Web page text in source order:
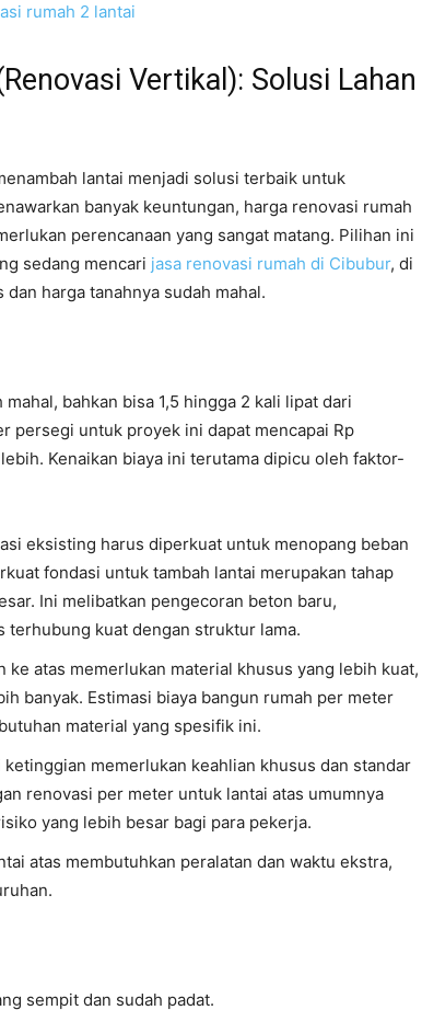
rumah 2 lantai
Vertikal): Solusi Lahan
lantai menjadi solusi terbaik untuk
banyak keuntungan, harga renovasi rumah
perencanaan yang sangat matang. Pilihan ini
sedang mencari jasa renovasi rumah di Cibubur, di
harga tanahnya sudah mahal.
bahkan bisa 1,5 hingga 2 kali lipat dari
persegi untuk proyek ini dapat mencapai Rp
Kenaikan biaya ini terutama dipicu oleh faktor-
eksisting harus diperkuat untuk menopang beban
fondasi untuk tambah lantai merupakan tahap
Ini melibatkan pengecoran beton baru,
terhubung kuat dengan struktur lama.
ke atas memerlukan material khusus yang lebih kuat,
banyak. Estimasi biaya bangun rumah per meter
material yang spesifik ini.
memerlukan keahlian khusus dan standar
renovasi per meter untuk lantai atas umumnya
yang lebih besar bagi para pekerja.
atas membutuhkan peralatan dan waktu ekstra,
sempit dan sudah padat.